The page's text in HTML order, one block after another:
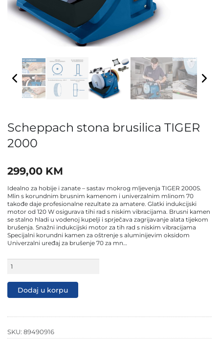
Scheppach stona brusilica TIGER
2000
299,00 KM
Idealno za hobije i zanate – sastav mokrog mljevenja TIGER 2000S.
Mlin s korundnim brusnim kamenom i univerzalnim mlinom 70
takođe daje profesionalne rezultate za amatere. Glatki indukcijski
motor od 120 W osigurava tihi rad s niskim vibracijama. Brusni kamen
se stalno hladi u vodenoj kupelji i sprječava zagrijavanje alata tijekom
brušenja. Snažni indukcijski motor za tih rad s niskim vibracijama
Specijalni korundni kamen za oštrenje s aluminijevim oksidom
Univerzalni uređaj za brušenje 70 za mn…
stona
TIGER
2000Dodaj u korpu
SKU: 89490916